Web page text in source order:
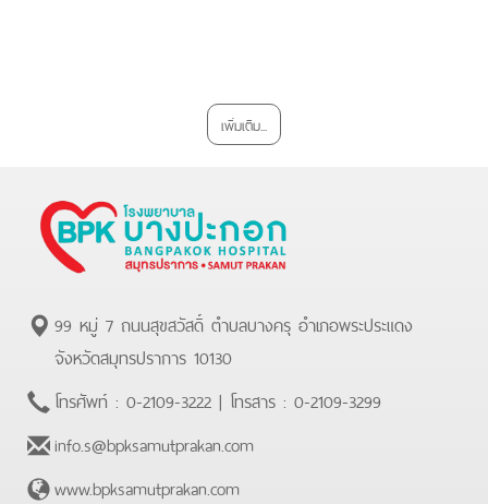
เพิ่มเติม...
99 หมู่ 7 ถนนสุขสวัสดิ์ ตำบลบางครุ อำเภอพระประแดง
จังหวัดสมุทรปราการ 10130
โทรศัพท์ : 0-2109-3222 | โทรสาร : 0-2109-3299
info.s@bpksamutprakan.com
www.bpksamutprakan.com